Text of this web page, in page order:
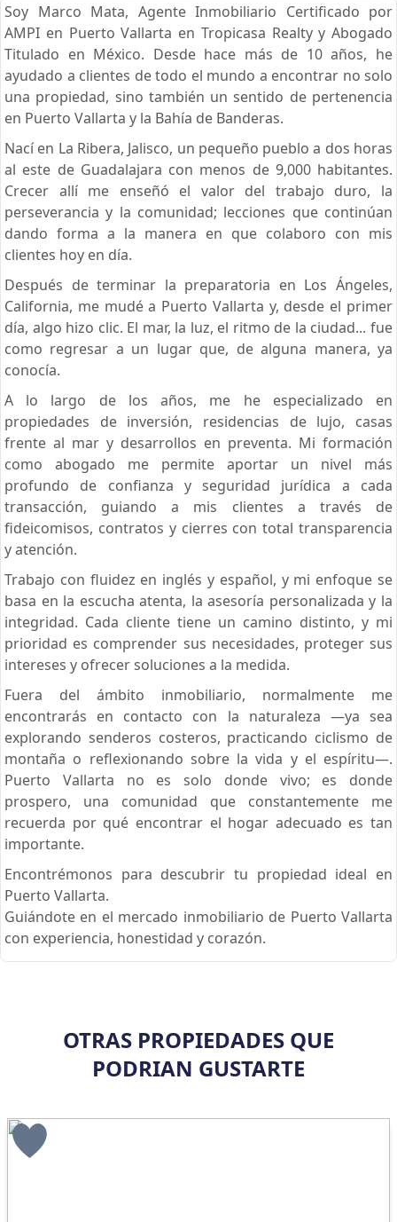
Soy Marco Mata, Agente Inmobiliario Certificado por
AMPI en Puerto Vallarta en Tropicasa Realty y Abogado
Titulado en México. Desde hace más de 10 años, he
ayudado a clientes de todo el mundo a encontrar no solo
una propiedad, sino también un sentido de pertenencia
en Puerto Vallarta y la Bahía de Banderas.
Nací en La Ribera, Jalisco, un pequeño pueblo a dos horas
al este de Guadalajara con menos de 9,000 habitantes.
Crecer allí me enseñó el valor del trabajo duro, la
perseverancia y la comunidad; lecciones que continúan
dando forma a la manera en que colaboro con mis
clientes hoy en día.
Después de terminar la preparatoria en Los Ángeles,
California, me mudé a Puerto Vallarta y, desde el primer
día, algo hizo clic. El mar, la luz, el ritmo de la ciudad... fue
como regresar a un lugar que, de alguna manera, ya
conocía.
A lo largo de los años, me he especializado en
propiedades de inversión, residencias de lujo, casas
frente al mar y desarrollos en preventa. Mi formación
como abogado me permite aportar un nivel más
profundo de confianza y seguridad jurídica a cada
transacción, guiando a mis clientes a través de
fideicomisos, contratos y cierres con total transparencia
y atención.
Trabajo con fluidez en inglés y español, y mi enfoque se
basa en la escucha atenta, la asesoría personalizada y la
integridad. Cada cliente tiene un camino distinto, y mi
prioridad es comprender sus necesidades, proteger sus
intereses y ofrecer soluciones a la medida.
Fuera del ámbito inmobiliario, normalmente me
encontrarás en contacto con la naturaleza —ya sea
explorando senderos costeros, practicando ciclismo de
montaña o reflexionando sobre la vida y el espíritu—.
Puerto Vallarta no es solo donde vivo; es donde
prospero, una comunidad que constantemente me
recuerda por qué encontrar el hogar adecuado es tan
importante.
Encontrémonos para descubrir tu propiedad ideal en
Puerto Vallarta.
Guiándote en el mercado inmobiliario de Puerto Vallarta
con experiencia, honestidad y corazón.
OTRAS PROPIEDADES QUE
PODRIAN GUSTARTE